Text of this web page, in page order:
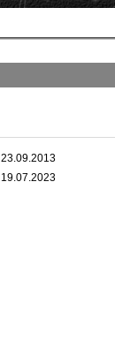
23.09.2013
19.07.2023